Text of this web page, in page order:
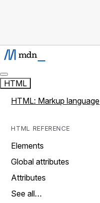
HTML
HTML: Markup language
HTML REFERENCE
Elements
Global attributes
Attributes
See all…